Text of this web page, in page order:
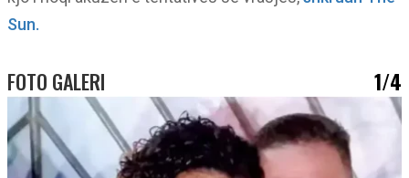
Sun.
FOTO GALERI 1/4